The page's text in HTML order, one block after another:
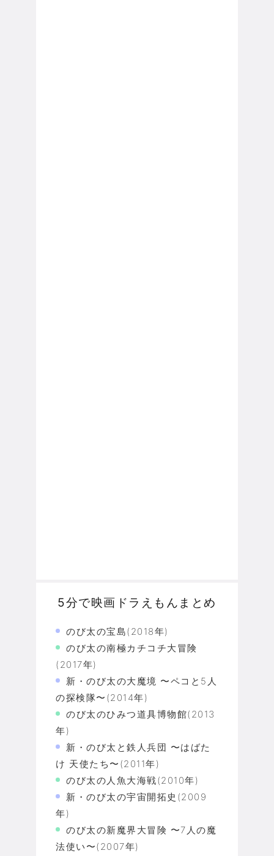
5分で映画ドラえもんまとめ
のび太の宝島(2018年)
のび太の南極カチコチ大冒険
(2017年)
新・のび太の大魔境 〜ペコと5人
の探検隊〜(2014年)
のび太のひみつ道具博物館(2013
年)
新・のび太と鉄人兵団 〜はばた
け 天使たち〜(2011年)
のび太の人魚大海戦(2010年)
新・のび太の宇宙開拓史(2009
年)
のび太の新魔界大冒険 〜7人の魔
法使い〜(2007年)